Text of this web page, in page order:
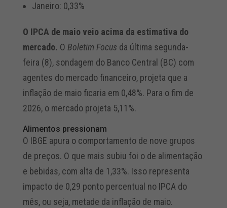
Janeiro: 0,33%
O IPCA de maio veio acima da estimativa do
mercado. O Boletim Focus da última segunda-
feira (8), sondagem do Banco Central (BC) com
agentes do mercado financeiro, projeta que a
inflação de maio ficaria em 0,48%. Para o fim de
2026, o mercado projeta 5,11%.
Alimentos pressionam
O IBGE apura o comportamento de nove grupos
de preços. O que mais subiu foi o de alimentação
e bebidas, com alta de 1,33%. Isso representa
impacto de 0,29 ponto percentual no IPCA do
mês, ou seja, metade da inflação de maio.